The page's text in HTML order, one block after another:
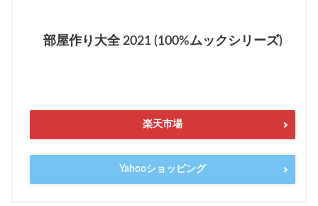
部屋作り大全 2021 (100%ムックシリーズ)
楽天市場
Yahooショッピング